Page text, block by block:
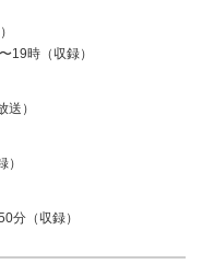
19時（収録）
）
分（収録）